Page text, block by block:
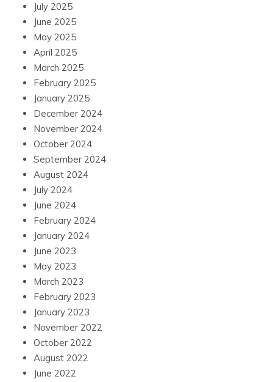
July 2025
June 2025
May 2025
April 2025
March 2025
February 2025
January 2025
December 2024
November 2024
October 2024
September 2024
August 2024
July 2024
June 2024
February 2024
January 2024
June 2023
May 2023
March 2023
February 2023
January 2023
November 2022
October 2022
August 2022
June 2022